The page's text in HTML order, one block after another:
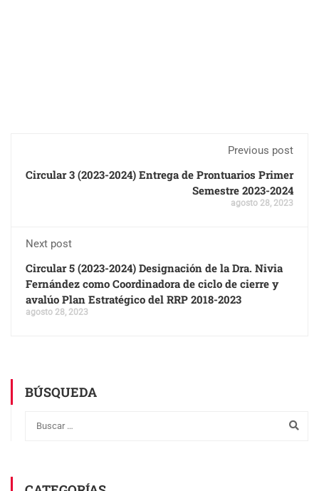
Previous post
Circular 3 (2023-2024) Entrega de Prontuarios Primer
Semestre 2023-2024
agosto 28, 2023
Next post
Circular 5 (2023-2024) Designación de la Dra. Nivia
Fernández como Coordinadora de ciclo de cierre y
avalúo Plan Estratégico del RRP 2018-2023
agosto 28, 2023
BÚSQUEDA